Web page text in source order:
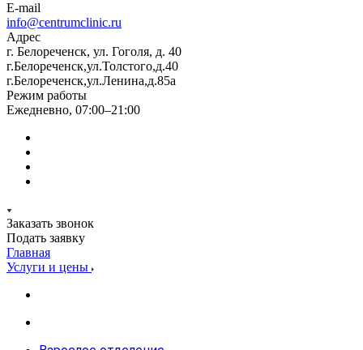
E-mail
info@centrumclinic.ru
Адрес
г. Белореченск, ул. Гоголя, д. 40
г.Белореченск,ул.Толстого,д.40
г.Белореченск,ул.Ленина,д.85а
Режим работы
Ежедневно, 07:00–21:00
Заказать звонок
Подать заявку
Главная
Услуги и цены